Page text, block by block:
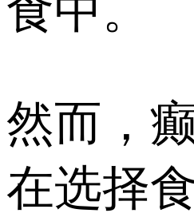
食中。
然而，
在选择